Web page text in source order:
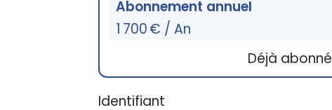
Abonnement annuel
1 700 € / An
Déjà
Identifiant